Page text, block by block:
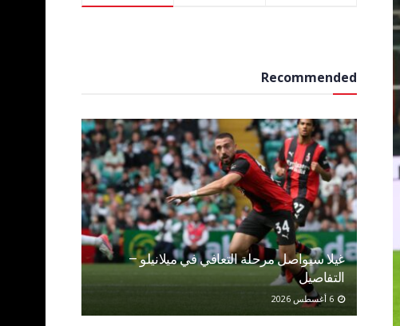
Recommended
غيلا سيواصل مرحلة التعافي في ميلانيلو –
التفاصيل